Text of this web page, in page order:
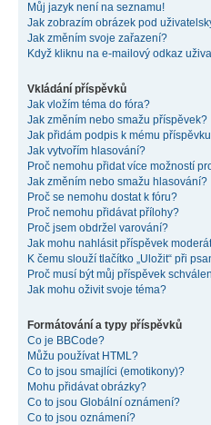
Můj jazyk není na seznamu!
Jak zobrazím obrázek pod
Jak změním svoje zařazení?
Když kliknu na e-mailový odkaz
Vkládání příspěvků
Jak vložím téma do fóra?
Jak změním nebo smažu příspěvek?
Jak přidám podpis k mému
Jak vytvořím hlasování?
Proč nemohu přidat více možností
Jak změním nebo smažu hlasování?
Proč se nemohu dostat k fóru?
Proč nemohu přidávat přílohy?
Proč jsem obdržel varování?
Jak mohu nahlásit příspěvek
K čemu slouží tlačítko „Uložit“ při
Proč musí být můj příspěvek
Jak mohu oživit svoje téma?
Formátování a typy příspěvků
Co je BBCode?
Můžu používat HTML?
Co to jsou smajlíci (emotikony)?
Mohu přidávat obrázky?
Co to jsou Globální oznámení?
Co to jsou oznámení?